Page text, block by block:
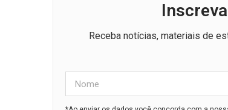
Receba notícias, materiais de